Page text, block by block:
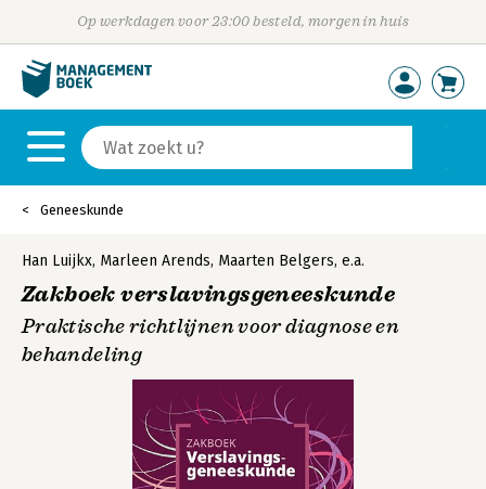
Op werkdagen voor 23:00 besteld, morgen in huis
Geneeskunde
Han Luijkx, Marleen Arends, Maarten Belgers, e.a.
Zakboek verslavingsgeneeskunde
Praktische richtlijnen voor diagnose en
behandeling